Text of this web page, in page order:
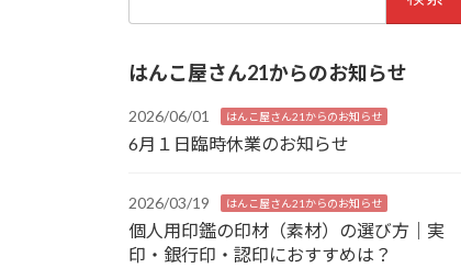
はんこ屋さん21からのお知らせ
2026/06/01 はんこ屋さん21からのお知らせ
6月１日臨時休業のお知らせ
2026/03/19 はんこ屋さん21からのお知らせ
個人用印鑑の印材（素材）の選び方｜実
印・銀行印・認印におすすめは？